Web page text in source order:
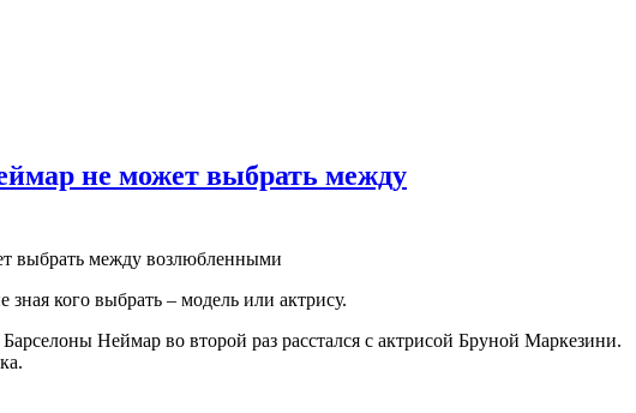
не может выбрать между
кого выбрать – модель или актрису.
Неймар во второй раз расстался с актрисой Бруной Маркезини.